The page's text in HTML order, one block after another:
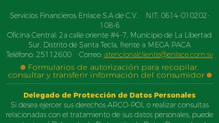
Servicios Financieros Enlace S.A de C.V. NIT: 0614-010202-
108-6
Oficina Central: 2a calle oriente #4-7, Municipio de La Libertad
Sur, Distrito de Santa Tecla, frente a MEGA PACA
Teléfono: 25112600 Correo: atencionalcliente@enlace.com.sv
Formularios de autorización para recopilar,
consultar y transferir información del consumidor
Delegado de Protección de Datos Personales
Si desea ejercer sus derechos ARCO-POL o realizar consultas
relacionadas con el tratamiento de sus datos personales, puede